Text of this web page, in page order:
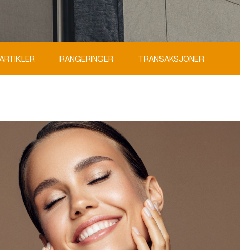
RANGERINGER TRANSAKSJONER